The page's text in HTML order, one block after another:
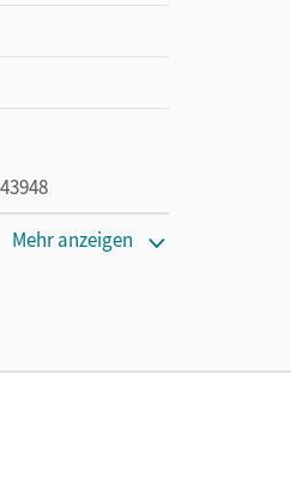
Mehr anzeigen